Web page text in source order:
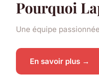
Pourquoi
Une équipe
En savoir plus →